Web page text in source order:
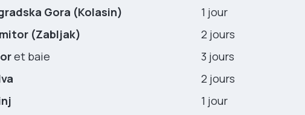
Gora (Kolasin)
1 jour
(Zabljak)
2 jours
et baie
3 jours
2 jours
1 jour